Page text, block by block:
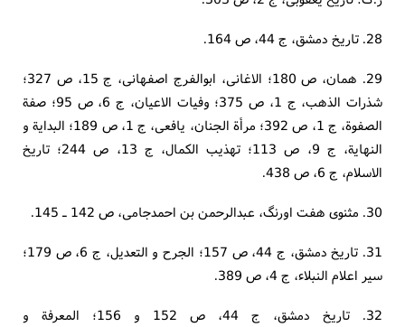
28. تاریخ دمشق، ج 44، ص 164.
29. همان، ص 180؛ الاغانی، ابوالفرج اصفهانی، ج 15، ص 327؛
شذرات الذهب، ج 1، ص 375؛ وفیات الاعیان، ج 6، ص 95؛ صفة
الصفوة، ج 1، ص 392؛ مرأة الجنان، یافعی، ج 1، ص 189؛ البدایة و
النهایة، ج 9، ص 113؛ تهذیب الکمال، ج 13، ص 244؛ تاریخ
الاسلام، ج 6، ص 438.
30. مثنوی هفت اورنگ، عبدالرحمن بن احمدجامی، ص 142 ـ 145.
31. تاریخ دمشق، ج 44، ص 157؛ الجرح و التعدیل، ج 6، ص 179؛
سیر اعلام النبلاء، ج 4، ص 389.
32. تاریخ دمشق، ج 44، ص 152 و 156؛ المعرفة و